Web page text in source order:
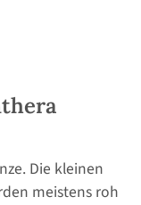
Die kleinen
meistens roh